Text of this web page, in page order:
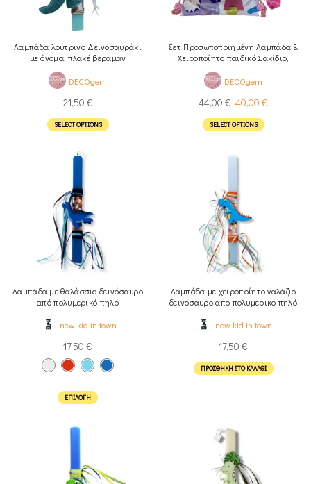
Λαμπάδα λούτρινο Δεινοσαυράκι
με όνομα, πλακέ βεραμάν
DECOgem
21,50 €
SELECT OPTIONS
Σετ Προσωποποιημένη Λαμπάδα &
Χειροποίητο παιδικό Σακίδιο,
DECOgem
44,00€ 40,00 €
SELECT OPTIONS
Λαμπάδα με θαλάσσιο δεινόσαυρο
από πολυμερικό πηλό
new kid in town
17,50 €
ΕΠΙΛΟΓΉ
Λαμπάδα με χειροποίητο γαλάζιο
δεινόσαυρο από πολυμερικό πηλό
new kid in town
17,50 €
ΠΡΟΣΘΉΚΗ ΣΤΟ ΚΑΛΆΘΙ